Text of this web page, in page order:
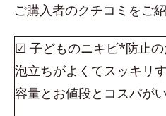
ご購入者のクチコミをご紹
☑ 子どものニキビ*防止の
泡立ちがよくてスッキリ
容量とお値段とコスパが